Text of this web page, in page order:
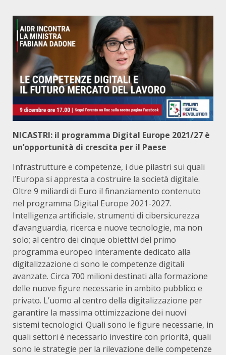
NICASTRI: il programma Digital Europe 2021/27 è
un’opportunità di crescita per il Paese
Infrastrutture e competenze, i due pilastri sui quali
l’Europa si appresta a costruire la società digitale.
Oltre 9 miliardi di Euro il finanziamento contenuto
nel programma Digital Europe 2021-2027.
Intelligenza artificiale, strumenti di cibersicurezza
d’avanguardia, ricerca e nuove tecnologie, ma non
solo; al centro dei cinque obiettivi del primo
programma europeo interamente dedicato alla
digitalizzazione ci sono le competenze digitali
avanzate. Circa 700 milioni destinati alla formazione
delle nuove figure necessarie in ambito pubblico e
privato. L’uomo al centro della digitalizzazione per
garantire la massima ottimizzazione dei nuovi
sistemi tecnologici. Quali sono le figure necessarie, in
quali settori è necessario investire con priorità, quali
sono le strategie per la rilevazione delle competenze